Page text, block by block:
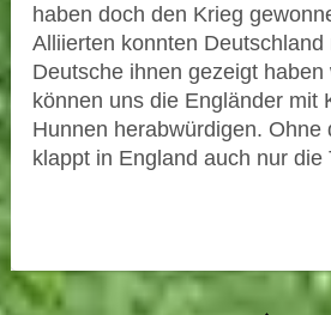
haben doch den Krieg
Alliierten konnten
Deutsche ihnen gezeigt haben
können uns die Engländer mit
Hunnen herabwürdigen. Ohne
klappt in England auch nur die